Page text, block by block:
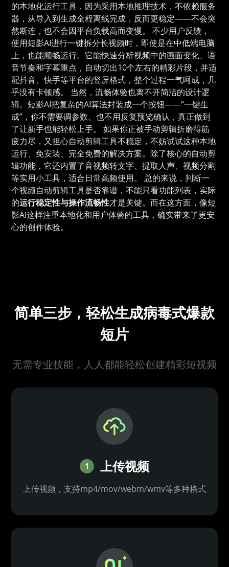
的本地化运行工具，因为采用本地推理技术，不依赖服务
器，从导入到生成全程离线完成，反而更稳定——不会突
然断连，也不会因平台负载高而变慢。 不少用户反馈，
使用短影AI进行一键拆分长视频时，即使是在中低端电脑
上，也能顺畅运行。它能快速分析视频中的画面变化、语
音节奏和字幕重点，自动切出10个左右的精彩片段，并适
配抖音、快手等平台的竖屏格式，整个过程一气呵成，几
乎没有卡顿感。 当然，流畅体验也离不开简洁的设计逻
辑。短影AI把复杂的AI算法封装成一个按钮——“一键生
成”，你不需要调参数、也不用反复预览确认，真正做到
了让新手也能轻松上手。 如果你正被手动剪辑折磨得筋
疲力尽，又担心自动剪辑工具不稳定，不妨试试这种本地
运行、免安装、完全免费的解决方案。除了核心的自动剪
辑功能，它还内置了音视频转文字、提取人声、视频分割
等实用小工具，适合日常高频使用。 总的来说，判断一
个视频自动剪辑工具是否靠谱，不能只看功能列表，实际
的运行稳定性与操作流畅性才是关键。而在这方面，像短
影AI这样注重本地化和用户体验的工具，确实带来了更安
心的创作体验。
简单三步，轻松生成病毒式爆款
短片
无需专业技能，人人都能轻松创建精彩短视频
1 上传视频
上传视频，支持mp4/mov/webm/wmv等多种格式